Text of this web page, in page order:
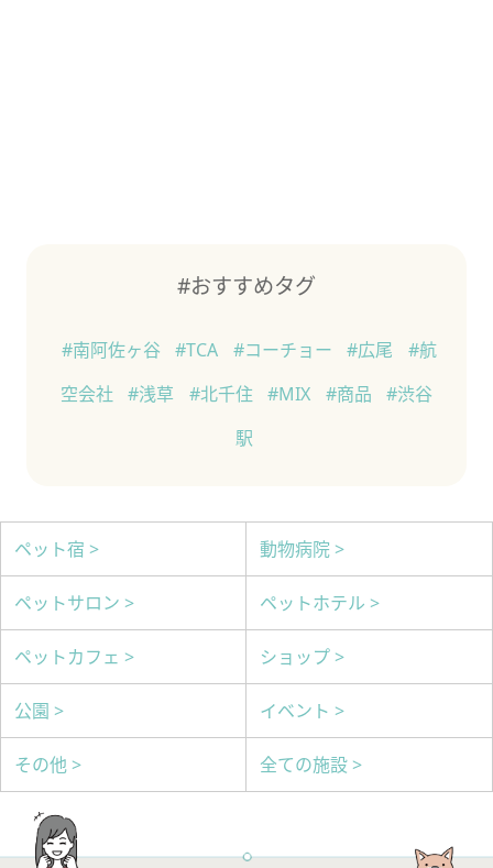
#おすすめタグ
#南阿佐ヶ谷 #TCA #コーチョー #広尾
#航
空会社 #浅草 #北千住 #MIX #商品
#渋谷
駅
ペット宿 > 動物病院 >
ペットサロン > ペットホテル >
ペットカフェ > ショップ >
公園 > イベント >
その他 > 全ての施設 >